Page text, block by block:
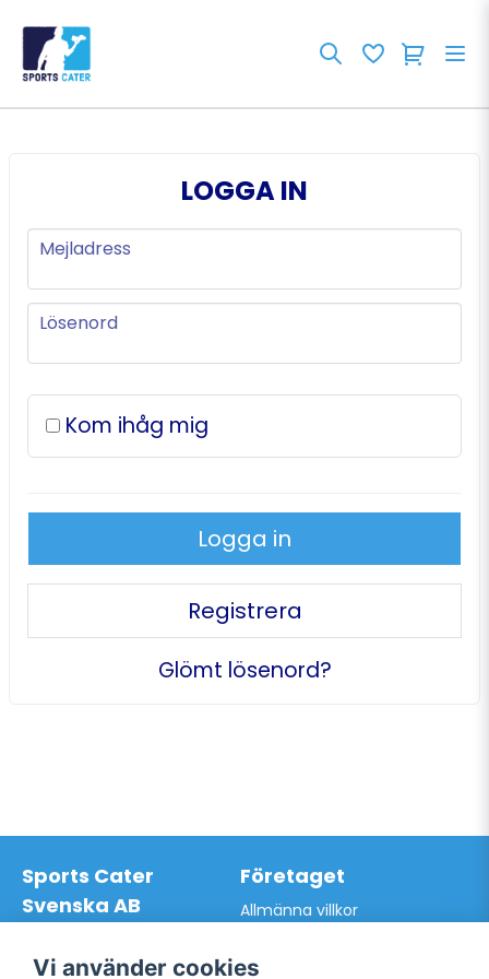
LOGGA IN
Mejladress
Mejladress
Lösenord
Lösenord
Kom ihåg mig
Logga in
Registrera
Glömt lösenord?
Sports Cater
Svenska AB
Org.nr: 559024-7762
Företaget
Allmänna villkor
Vi använder cookies